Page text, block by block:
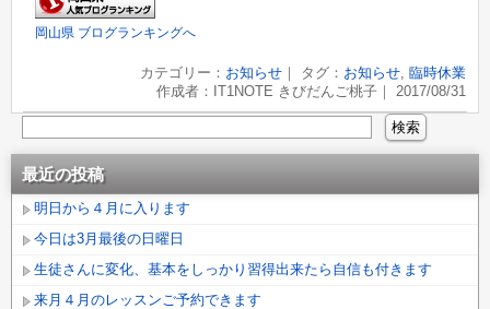
岡山県 ブログランキングへ
カテゴリー： お知らせ｜ タグ： お知らせ, 臨時休業
作成者：IT1NOTE きびだんご桃子｜ 2017/08/31
最近の投稿
明日から４月に入ります
今日は3月最後の日曜日
生徒さんに変化、基本をしっかり習得出来たら自信も付きます
来月４月のレッスンご予約できます